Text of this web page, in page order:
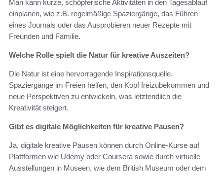
Man kann kurze, schöpferische Aktivitäten in den Tagesablauf
einplanen, wie z.B. regelmäßige Spaziergänge, das Führen
eines Journals oder das Ausprobieren neuer Rezepte mit
Freunden und Familie.
Welche Rolle spielt die Natur für kreative Auszeiten?
Die Natur ist eine hervorragende Inspirationsquelle.
Spaziergänge im Freien helfen, den Kopf freizubekommen und
neue Perspektiven zu entwickeln, was letztendlich die
Kreativität steigert.
Gibt es digitale Möglichkeiten für kreative Pausen?
Ja, digitale kreative Pausen können durch Online-Kurse auf
Plattformen wie Udemy oder Coursera sowie durch virtuelle
Ausstellungen in Museen, wie dem British Museum oder dem